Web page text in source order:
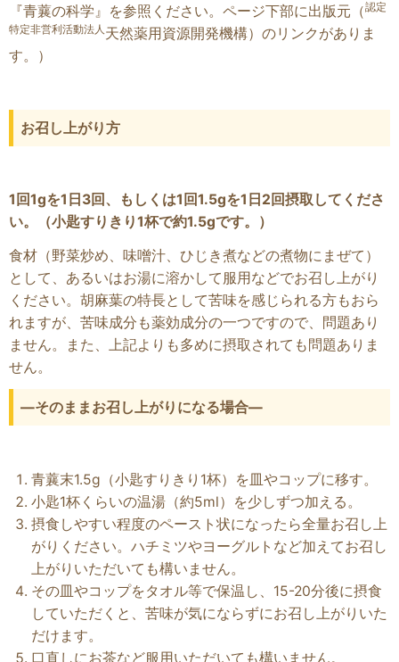
『青蘘の科学』を参照ください。ページ下部に出版元（認定
特定非営利活動法人 天然薬用資源開発機構）のリンクがありま
す。）
お召し上がり方
1回1gを1日3回、もしくは1回1.5gを1日2回摂取してくださ
い。
（小匙すりきり1杯で約1.5gです。）
食材（野菜炒め、味噌汁、ひじき煮などの煮物にまぜて）
として、あるいはお湯に溶かして服用などでお召し上がり
ください。胡麻葉の特長として苦味を感じられる方もおら
れますが、苦味成分も薬効成分の一つですので、問題あり
ません。また、上記よりも多めに摂取されても問題ありま
せん。
―そのままお召し上がりになる場合―
青蘘末1.5g（小匙すりきり1杯）を皿やコップに移す。
小匙1杯くらいの温湯（約5ml）を少しずつ加える。
摂食しやすい程度のペースト状になったら全量お召し上
がりください。ハチミツやヨーグルトなど加えてお召し
上がりいただいても構いません。
その皿やコップをタオル等で保温し、15-20分後に摂食
していただくと、苦味が気にならずにお召し上がりいた
だけます。
口直しにお茶など服用いただいても構いません。